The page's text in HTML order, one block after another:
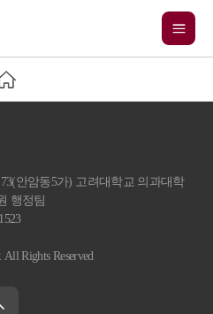
안암동5가) 고려대학교 의과대학
행정팀
Rights Reserved